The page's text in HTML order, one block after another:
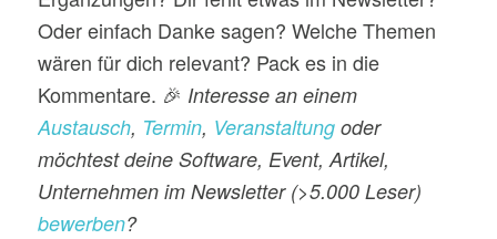
Oder einfach Danke sagen? Welche Themen
wären für dich relevant? Pack es in die
Kommentare. 🎉 Interesse an einem
Austausch, Termin, Veranstaltungoder
möchtest deine Software, Event, Artikel,
Unternehmen im Newsletter (>5.000 Leser)
bewerben?